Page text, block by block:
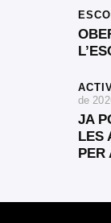
de
JA
LES
PER